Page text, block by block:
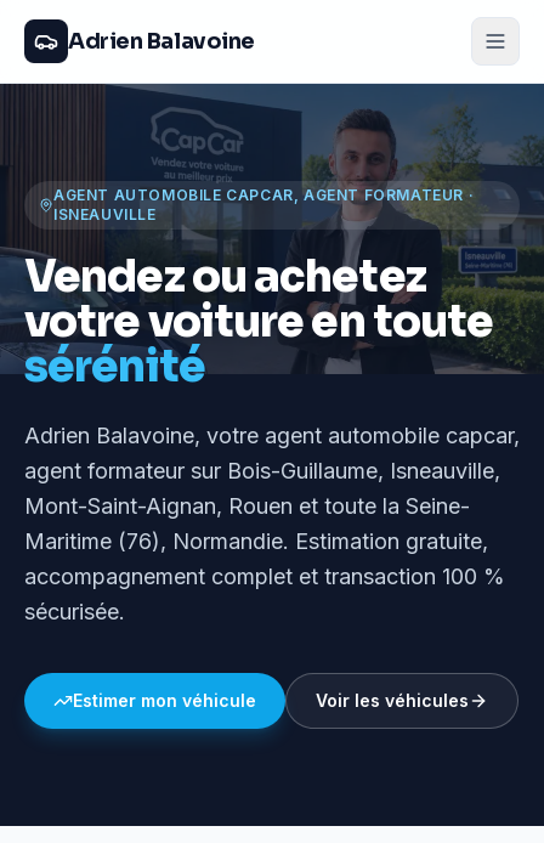
Adrien Balavoine
AGENT AUTOMOBILE CAPCAR, AGENT FORMATEUR ·
ISNEAUVILLE
Vendez ou achetez
votre voiture en toute
sérénité
Adrien Balavoine, votre agent automobile capcar,
agent formateur sur Bois-Guillaume, Isneauville,
Mont-Saint-Aignan, Rouen et toute la Seine-
Maritime (76), Normandie. Estimation gratuite,
accompagnement complet et transaction 100 %
sécurisée.
Estimer mon véhicule Voir les véhicules